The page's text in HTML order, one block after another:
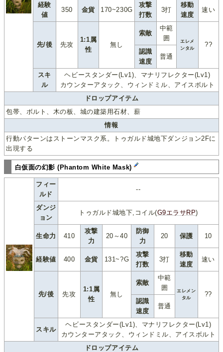
経験
値
350 金貨 170~230G
攻撃
打数
3打
移動
速度
速い
先/後 先攻
1:1属
性
無し
索敵
中範
囲
エレメ
ンタル
??
認識
速度
普通
スキ
ル
ヘビースタンダー(Lv1)、マナリフレクター(Lv1)
カウンターアタック、ウィンドミル、アイスボルト
ドロップアイテム
包帯、ボルト、木の板、城の建築用石材、薪
情報
行動パターンはストーンマスク系。トゥガルド城地下ダンジョン2Fに
出現する
白仮面の幻影 (Phantom White Mask)
フィー
ルド
--
ダンジ
ョン
トゥガルド城地下,コイル(G9エラサRP)
生命力 410
攻撃
力
20～40
防御
力
20 保護 10
経験値 400 金貨 131~?G
攻撃
打数
3打
移動
速度
速い
先/後 先攻
1:1属
性
無し
索敵
中範
囲
エレメン
タル
??
認識
速度
普通
スキル
ヘビースタンダー(Lv1)、マナリフレクター(Lv1)
カウンターアタック、ウィンドミル、アイスボルト
ドロップアイテム